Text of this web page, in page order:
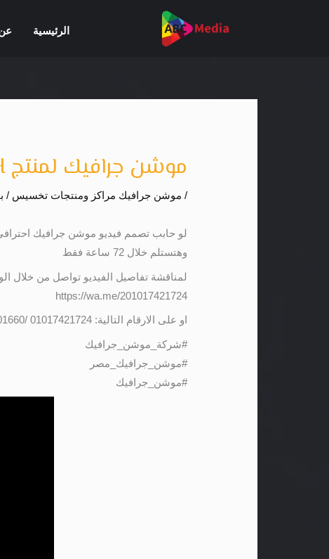
الرئيسية
موشن جرافيك لمنتج CROROCH
/ موشن جرافيك مراكز ومنتجات تخسيس /
لو حابب تصمم فيديو موشن جرافيك
وهتستلم خلال 72 ساعة فقط
لمناقشة تفاصيل الفيديو تواصل من خلال
https://wa.me/201017421724
او على الارقام التالية: 01017421724 /01141501660
#شركة_موشن_جرافيك
#موشن_جرافيك_مصر
#موشن_جرافيك